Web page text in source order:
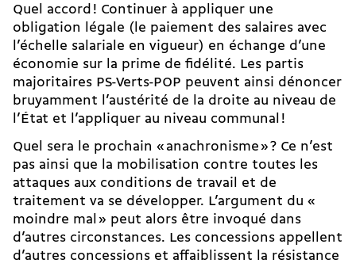
Quel accord ! Continuer à appliquer une
obligation légale (le paiement des salaires avec
l’échelle salariale en vigueur) en échange d’une
économie sur la prime de fidélité. Les partis
majoritaires PS-Verts-POP peuvent ainsi dénoncer
bruyamment l’austérité de la droite au niveau de
l’État et l’appliquer au niveau communal !
Quel sera le prochain « anachronisme » ? Ce n’est
pas ainsi que la mobilisation contre toutes les
attaques aux conditions de travail et de
traitement va se développer. L’argument du «
moindre mal » peut alors être invoqué dans
d’autres circonstances. Les concessions appellent
d’autres concessions et affaiblissent la résistance